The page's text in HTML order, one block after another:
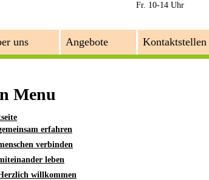
Fr. 10-14 Uhr
uns Angebote Kontaktstellen
Menu
erfahren
verbinden
leben
willkommen